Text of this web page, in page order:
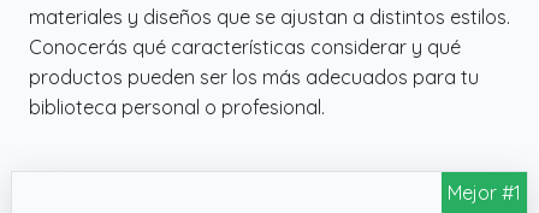
materiales y diseños que se ajustan a distintos estilos.
Conocerás qué características considerar y qué
productos pueden ser los más adecuados para tu
biblioteca personal o profesional.
Mejor #1